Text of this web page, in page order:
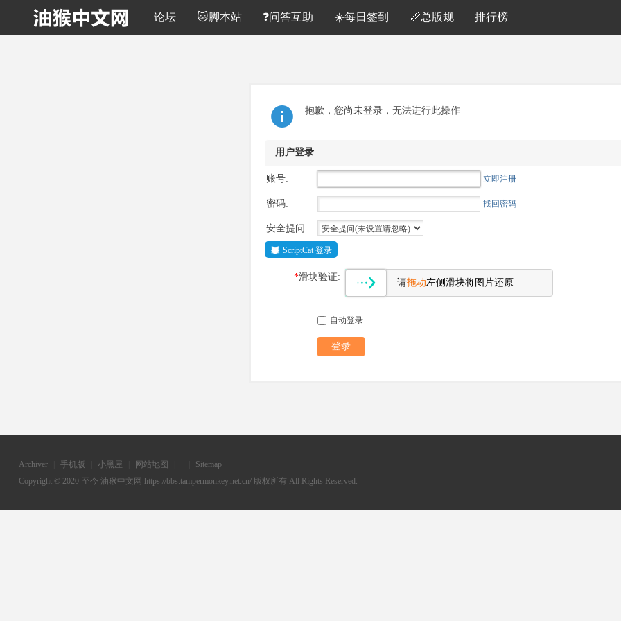
论坛 🐱脚本站 ❓问答互助 ☀️每日签到 📏总版规 排行榜
抱歉，您尚未登录，无法进行此操作
用户登录
账号: 立即注册
密码: 找回密码
安全提问:
ScriptCat 登录
*滑块验证:
请拖动左侧滑块将图片还原
自动登录
登录
Archiver 手机版 小黑屋 网站地图
Sitemap
Copyright © 2020-至今 油猴中文网 https://bbs.tampermonkey.net.cn/ 版权所有 All Rights Reserved.